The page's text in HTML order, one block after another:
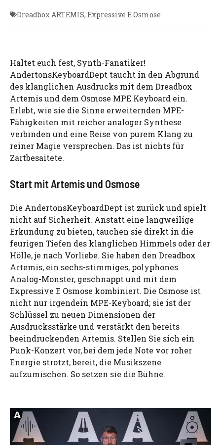
Dreadbox ARTEMIS, Expressive E Osmose
Haltet euch fest, Synth-Fanatiker!
AndertonsKeyboardDept taucht in den Abgrund
des klanglichen Ausdrucks mit dem Dreadbox
Artemis und dem Osmose MPE Keyboard ein.
Erlebt, wie sie die Sinne erweiternden MPE-
Fähigkeiten mit reicher analoger Synthese
verbinden und eine Reise von purem Klang zu
reiner Magie versprechen. Das ist nichts für
Zartbesaitete.
Start mit Artemis und Osmose
Die AndertonsKeyboardDept ist zurück und spielt
nicht auf Sicherheit. Anstatt eine langweilige
Erkundung zu bieten, tauchen sie direkt in die
feurigen Tiefen des klanglichen Himmels oder der
Hölle, je nach Vorliebe. Sie haben den Dreadbox
Artemis, ein sechs-stimmiges, polyphones
Analog-Monster, geschnappt und mit dem
Expressive E Osmose kombiniert. Die Osmose ist
nicht nur irgendein MPE-Keyboard; sie ist der
Schlüssel zu neuen Dimensionen der
Ausdrucksstärke und verstärkt den bereits
beeindruckenden Artemis. Stellen Sie sich ein
Punk-Konzert vor, bei dem jede Note vor roher
Energie strotzt, bereit, die Musikszene
aufzumischen. So setzen sie die Bühne.